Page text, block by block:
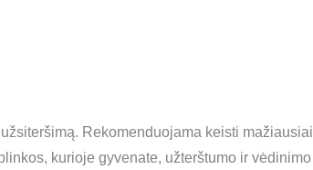
Rekomenduojama keisti mažiausiai
kurioje gyvenate, užterštumo ir vėdinimo